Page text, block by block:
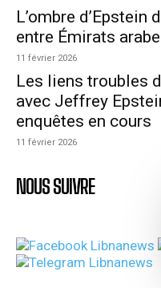
L’ombre d’Epstein
entre Émirats
11 février 2026
Les liens troubles
avec Jeffrey
enquêtes en cours
11 février 2026
NOUS SUIVRE